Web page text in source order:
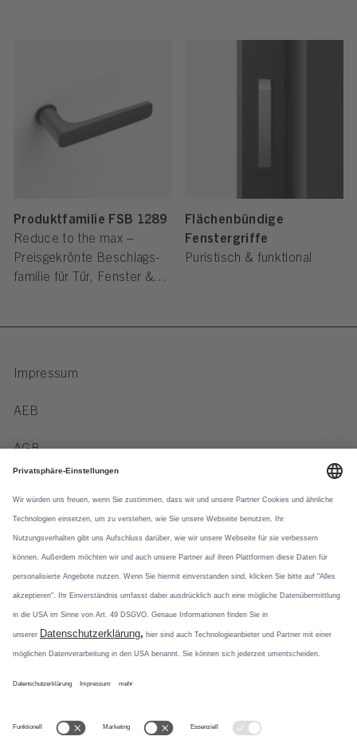
Produktfamilie FSB 1289
Reduce to the max –
Preisgekrönte Beschlags­
familie für Tür, Fenster &
Flächenbündige
Fenstergriffe
Puristisch & funktional
Impressum
AEB
AGB
Datenschutz
Datennutzung
Mit unseren
Newsletterformaten
informieren wir über
aktuelle Themen.
Jetzt abonnieren
Instagram